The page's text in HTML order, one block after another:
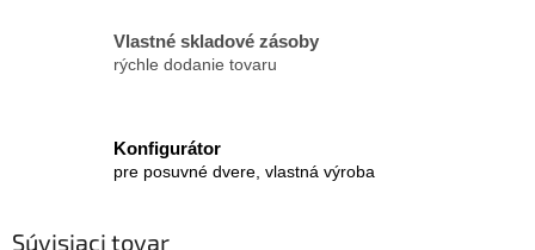
Vlastné skladové zásoby
rýchle dodanie tovaru
Konfigurátor
pre posuvné dvere, vlastná výroba
Súvisiaci tovar